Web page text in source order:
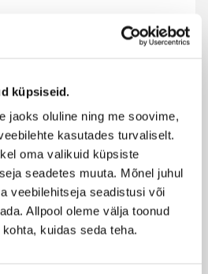
küpsiseid.
jaoks oluline ning me soovime,
kasutades turvaliselt.
oma valikuid küpsiste
seadetes muuta. Mõnel juhul
veebilehitseja seadistusi või
Allpool oleme välja toonud
kuidas seda teha.
FAWCETT
puidust kausis 100g
38,95 €
FAWCETT